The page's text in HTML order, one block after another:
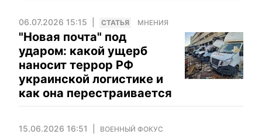
06.07.2026 15:15 CТАТЬЯ МНЕНИЯ
"Новая почта" под
ударом: какой ущерб
наносит террор РФ
украинской логистике и
как она перестраивается
15.06.2026 16:51 ВОЕННЫЙ ФОКУС